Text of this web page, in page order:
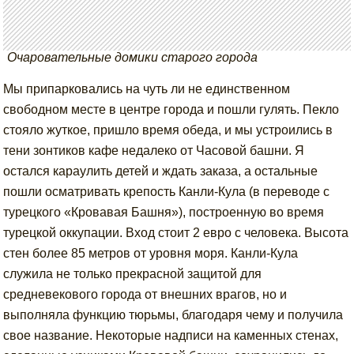
Очаровательные домики старого города
Мы припарковались на чуть ли не единственном
свободном месте в центре города и пошли гулять. Пекло
стояло жуткое, пришло время обеда, и мы устроились в
тени зонтиков кафе недалеко от Часовой башни. Я
остался караулить детей и ждать заказа, а остальные
пошли осматривать крепость Канли-Кула (в переводе с
турецкого «Кровавая Башня»), построенную во время
турецкой оккупации. Вход стоит 2 евро с человека. Высота
стен более 85 метров от уровня моря. Канли-Кула
служила не только прекрасной защитой для
средневекового города от внешних врагов, но и
выполняла функцию тюрьмы, благодаря чему и получила
свое название. Некоторые надписи на каменных стенах,